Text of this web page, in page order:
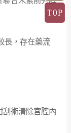
長，存在藥流
刮術清除宮腔內